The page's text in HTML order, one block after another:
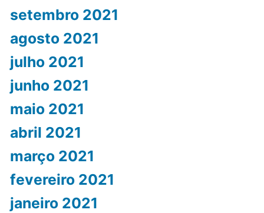
setembro 2021
agosto 2021
julho 2021
junho 2021
maio 2021
abril 2021
março 2021
fevereiro 2021
janeiro 2021